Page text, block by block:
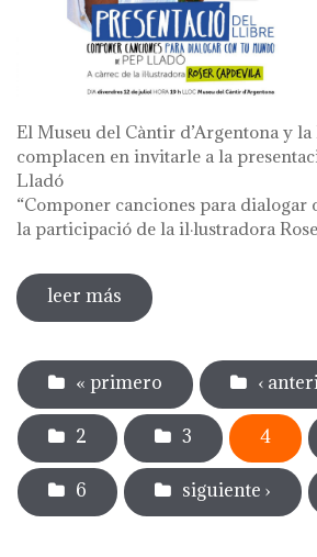
El Museu del Càntir d’Argentona y
complacen en invitarle a la
Lladó
“Componer canciones para dialogar
la participació de la il·lustradora
leer más sobre presentación
"componer canciones
Páginas
« primero ‹
2 3 4
6 siguiente ›